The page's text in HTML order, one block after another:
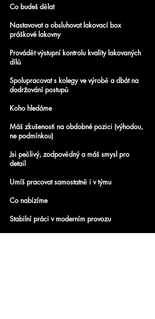
Co budeš dělat
Nastavovat a obsluhovat lakovací box
práškové lakovny
Provádět výstupní kontrolu kvality lakovaných
dílů
Spolupracovat s kolegy ve výrobě a dbát na
dodržování postupů
Koho hledáme
Máš zkušenosti na obdobné pozici (výhodou,
ne podmínkou)
Jsi pečlivý, zodpovědný a máš smysl pro
detail
Umíš pracovat samostatně i v týmu
Co nabízíme
Stabilní práci v moderním provozu